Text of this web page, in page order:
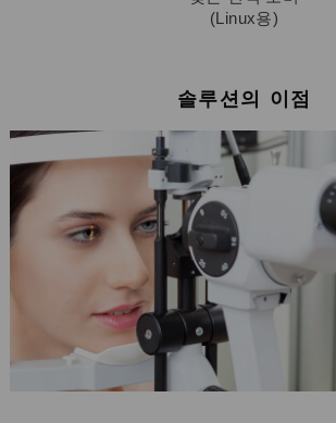
(Linux용)
솔루션의 이점